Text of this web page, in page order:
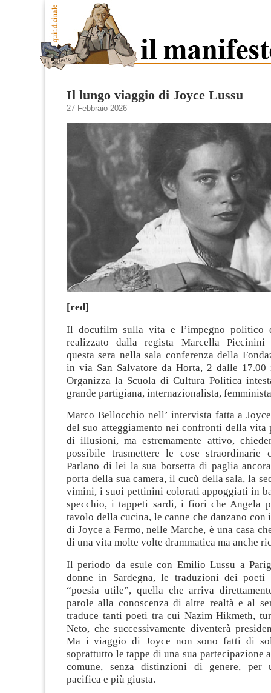
Il lungo viaggio di Joyce Lussu
27 Febbraio 2026
[red]
Il docufilm sulla vita e l’impegno politico
realizzato dalla regista Marcella Piccinini
questa sera nella sala conferenza della
in via San Salvatore da Horta, 2 dalle 17.00
Organizza la Scuola di Cultura Politica
grande partigiana, internazionalista,
Marco Bellocchio nell’ intervista fatta a
del suo atteggiamento nei confronti della
di illusioni, ma estremamente attivo,
possibile trasmettere le cose straordinarie
Parlano di lei la sua borsetta di paglia
porta della sua camera, il cucù della sala, la
vimini, i suoi pettinini colorati appoggiati in
specchio, i tappeti sardi, i fiori che Angela
tavolo della cucina, le canne che danzano con
di Joyce a Fermo, nelle Marche, è una casa
di una vita molte volte drammatica ma anche
Il periodo da esule con Emilio Lussu a
donne in Sardegna, le traduzioni dei poeti
“poesia utile”, quella che arriva
parole alla conoscenza di altre realtà e al
traduce tanti poeti tra cui Nazim Hikmeth,
Neto, che successivamente diventerà
Ma i viaggio di Joyce non sono fatti di
soprattutto le tappe di una sua partecipazione
comune, senza distinzioni di genere, per
pacifica e più giusta.